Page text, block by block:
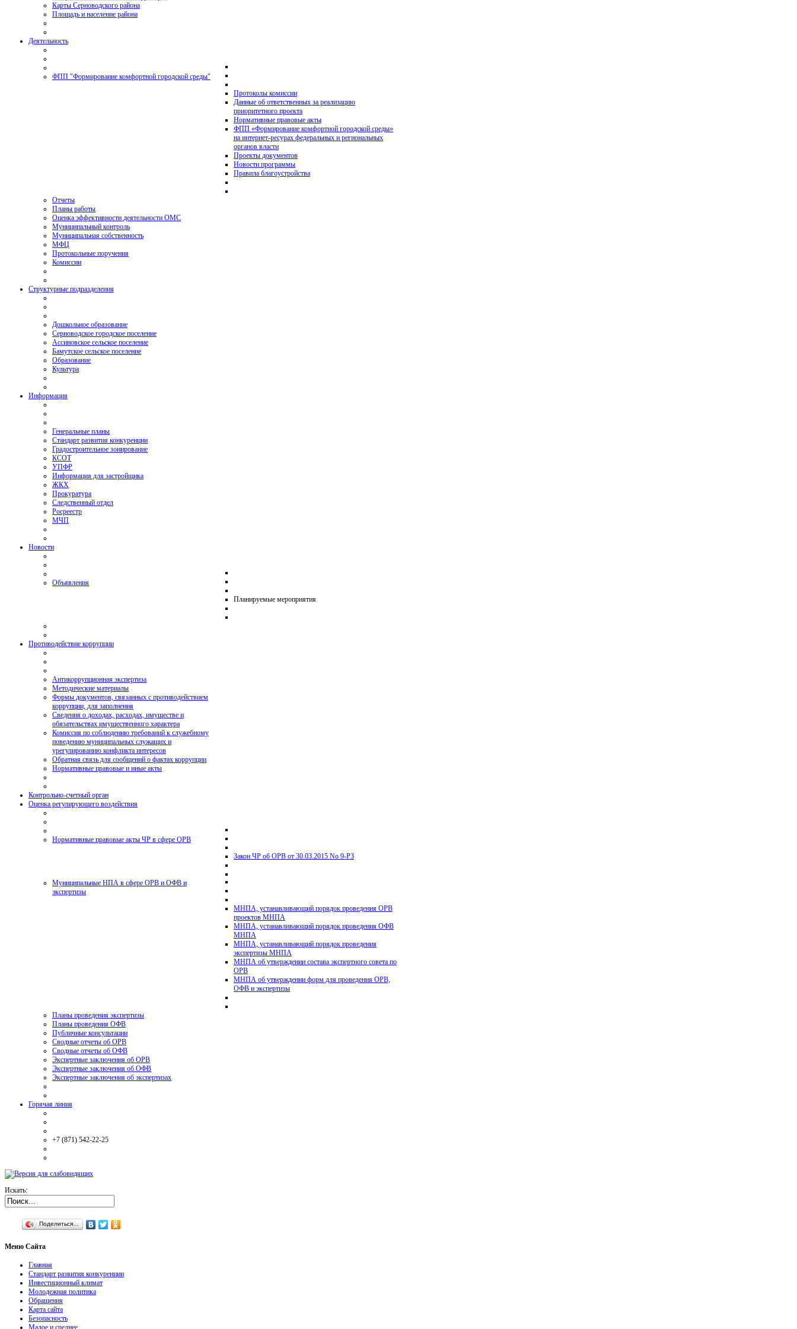
Карты Серноводского района
Площадь и население района
Деятельность
ФПП "Формирование комфортной городской среды"
Протоколы комиссии
Данные об ответственных за реализацию
приоритетного проекта
Нормативные правовые акты
ФПП «Формирование комфортной городской среды»
на интернет-ресурах федеральных и региональных
органов власти
Проекты документов
Новости программы
Правила благоустройства
Отчеты
Планы работы
Оценка эффективности деятельности ОМС
Муниципальный контроль
Муниципальная собственность
МФЦ
Протокольные поручения
Комиссии
Структурные подразделения
Дошкольное образование
Серноводское городское поселение
Ассиновское сельское поселение
Бамутское сельское поселение
Образование
Культура
Информация
Генеральные планы
Стандарт развития конкуренции
Градостроительное зонирование
КСОТ
УПФР
Информация для застройщика
ЖКХ
Прокуратура
Следственный отдел
Росреестр
МЧП
Новости
Объявления
Планируемые мероприятия
Противодействие коррупции
Антикоррупционная экспертиза
Методические материалы
Формы документов, связанных с противодействием
коррупции, для заполнения
Сведения о доходах, расходах, имуществе и
обязательствах имущественного характера
Комиссия по соблюдению требований к служебному
поведению муниципальных служащих и
урегулированию конфликта интересов
Обратная связь для сообщений о фактах коррупции
Нормативные правовые и иные акты
Контрольно-счетный орган
Оценка регулирующего воздействия
Нормативные правовые акты ЧР в сфере ОРВ
Закон ЧР об ОРВ от 30.03.2015 No 9-РЗ
Муниципальные НПА в сфере ОРВ и ОФВ и
экспертизы
МНПА, устанавливающий порядок проведения ОРВ
проектов МНПА
МНПА, устанавливающий порядок проведения ОФВ
МНПА
МНПА, устанавливающий порядок проведения
экспертизы МНПА
МНПА об утверждении состава экспертного совета по
ОРВ
МНПА об утверждении форм для проведения ОРВ,
ОФВ и экспертизы
Планы проведения экспертизы
Планы проведения ОФВ
Публичные консультации
Сводные отчеты об ОРВ
Сводные отчеты об ОФВ
Экспертные заключения об ОРВ
Экспертные заключения об ОФВ
Экспертные заключения об экспертизах
Горячая линия
+7 (871) 542-22-25
Искать:
Поделиться…
Меню Сайта
Главная
Стандарт развития конкуренции
Инвестиционный климат
Молодежная политика
Обращения
Карта сайта
Безопасность
Малое и среднее